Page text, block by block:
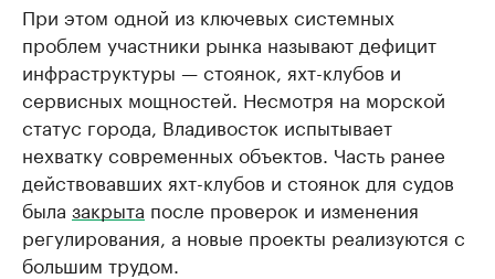
При этом одной из ключевых системных
проблем участники рынка называют дефицит
инфраструктуры — стоянок, яхт-клубов и
сервисных мощностей. Несмотря на морской
статус города, Владивосток испытывает
нехватку современных объектов. Часть ранее
действовавших яхт-клубов и стоянок для судов
была закрыта после проверок и изменения
регулирования, а новые проекты реализуются с
большим трудом.